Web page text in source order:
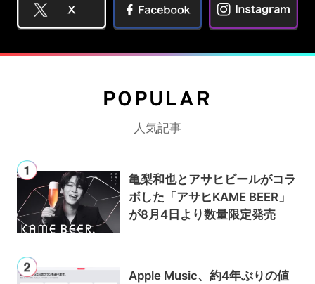
POPULAR
人気記事
亀梨和也とアサヒビールがコラ
ボした「アサヒKAME BEER」
が8月4日より数量限定発売
Apple Music、約4年ぶりの値